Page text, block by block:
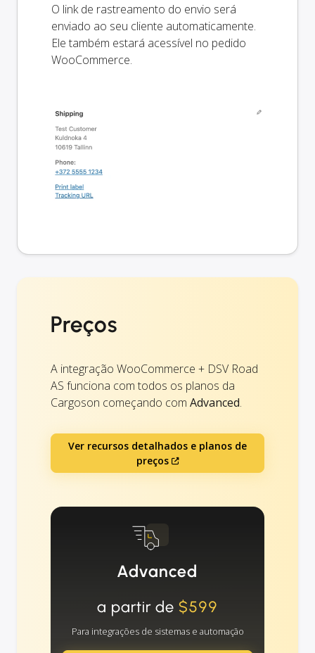
O link de rastreamento do envio será
enviado ao seu cliente automaticamente.
Ele também estará acessível no pedido
WooCommerce.
Preços
A integração WooCommerce + DSV Road
AS funciona com todos os planos da
Cargoson começando com Advanced.
Ver recursos detalhados e planos de
preços
Advanced
a partir de $599
Para integrações de sistemas e automação